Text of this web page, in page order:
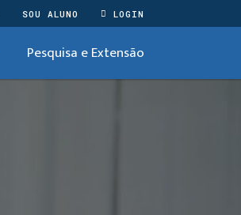
SOU ALUNO LOGIN
Pesquisa e Extensão